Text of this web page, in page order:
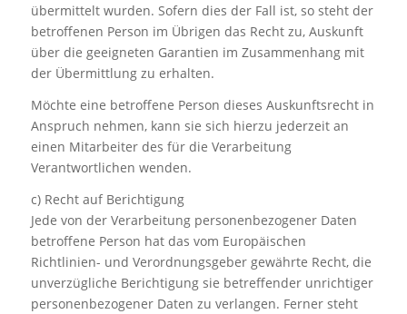
übermittelt wurden. Sofern dies der Fall ist, so steht der
betroffenen Person im Übrigen das Recht zu, Auskunft
über die geeigneten Garantien im Zusammenhang mit
der Übermittlung zu erhalten.
Möchte eine betroffene Person dieses Auskunftsrecht in
Anspruch nehmen, kann sie sich hierzu jederzeit an
einen Mitarbeiter des für die Verarbeitung
Verantwortlichen wenden.
c) Recht auf Berichtigung
Jede von der Verarbeitung personenbezogener Daten
betroffene Person hat das vom Europäischen
Richtlinien- und Verordnungsgeber gewährte Recht, die
unverzügliche Berichtigung sie betreffender unrichtiger
personenbezogener Daten zu verlangen. Ferner steht